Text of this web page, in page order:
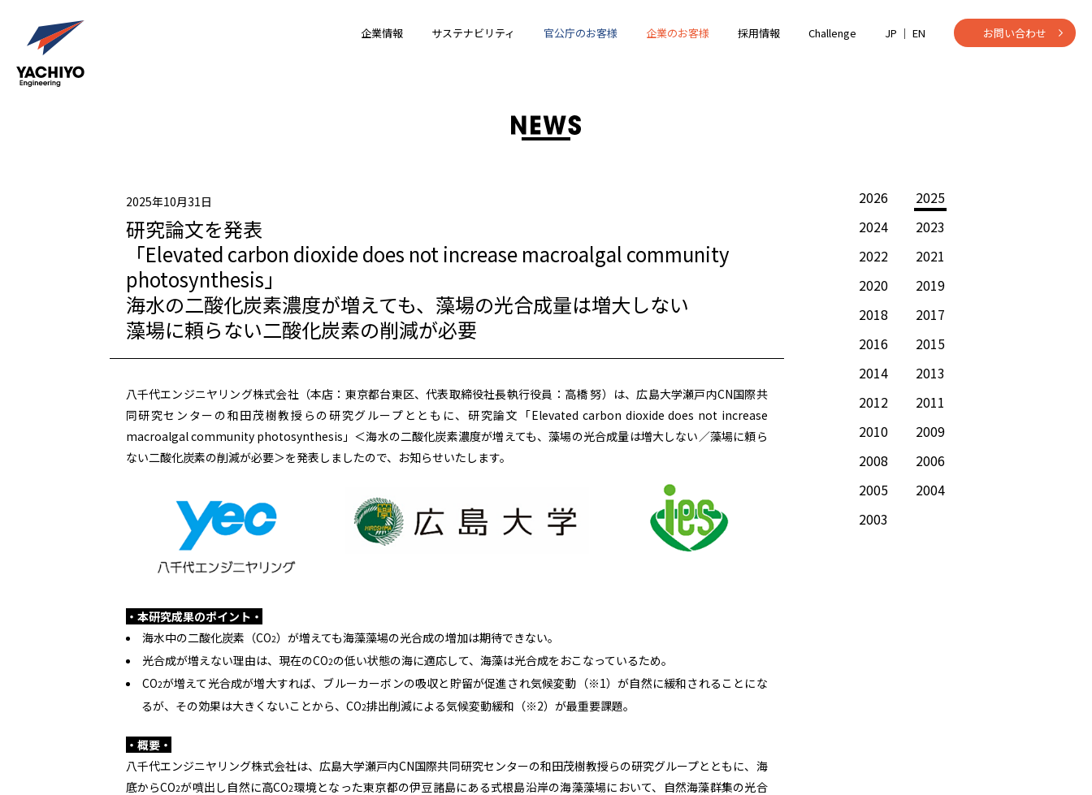
企業情報 サステナビリティ 官公庁のお客様 企業のお客様 採用情報 Challenge JP ｜ EN お問い合わせ
2025年10月31日
研究論文を発表
「Elevated carbon dioxide does not increase macroalgal community
photosynthesis」
海水の二酸化炭素濃度が増えても、藻場の光合成量は増大しない
藻場に頼らない二酸化炭素の削減が必要
八千代エンジニヤリング株式会社（本店：東京都台東区、代表取締役社長執行役員：高橋 努）は、広島大学瀬戸内CN国際共
同研究センターの和田茂樹教授らの研究グループとともに、研究論文「Elevated carbon dioxide does not increase
macroalgal community photosynthesis」＜海水の二酸化炭素濃度が増えても、藻場の光合成量は増大しない／藻場に頼ら
ない二酸化炭素の削減が必要＞を発表しましたので、お知らせいたします。
・本研究成果のポイント・
海水中の二酸化炭素（CO2）が増えても海藻藻場の光合成の増加は期待できない。
光合成が増えない理由は、現在のCO2の低い状態の海に適応して、海藻は光合成をおこなっているため。
CO2が増えて光合成が増大すれば、ブルーカーボンの吸収と貯留が促進され気候変動（※1）が自然に緩和されることにな
るが、その効果は大きくないことから、CO2排出削減による気候変動緩和（※2）が最重要課題。
・概要・
八千代エンジニヤリング株式会社は、広島大学瀬戸内CN国際共同研究センターの和田茂樹教授らの研究グループとともに、海
底からCO2が噴出し自然に高CO2環境となった東京都の伊豆諸島にある式根島沿岸の海藻藻場において、自然海藻群集の光合
2026
2025
2024
2023
2022
2021
2020
2019
2018
2017
2016
2015
2014
2013
2012
2011
2010
2009
2008
2006
2005
2004
2003